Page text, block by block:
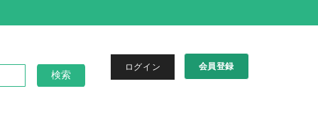
ログイン 会員登録